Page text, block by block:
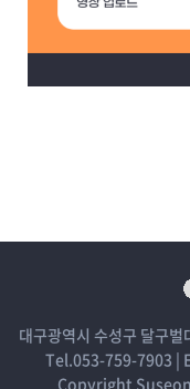
대구광역시 수성구 달구
Tel.053-759-7903 |
Copyright